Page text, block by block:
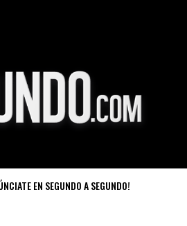
EN SEGUNDO A SEGUNDO!